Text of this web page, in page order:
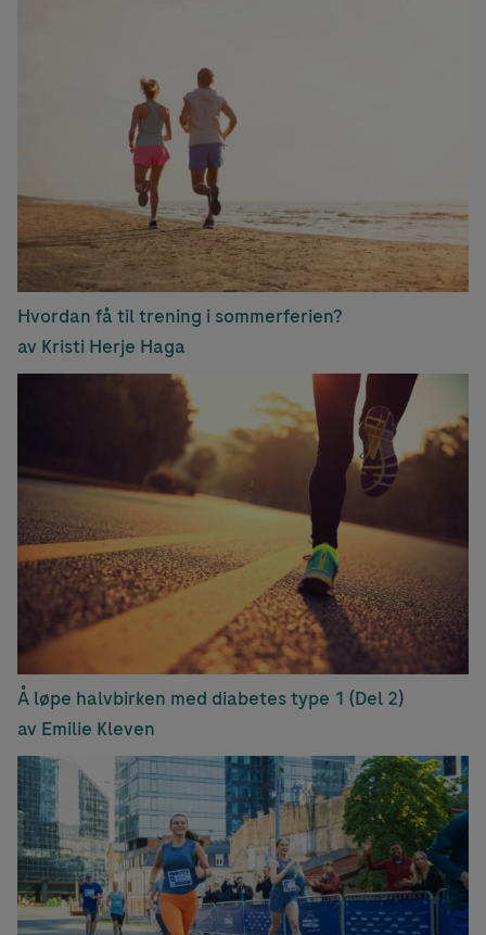
Hvordan få til trening i sommerferien?
av Kristi Herje Haga
Å løpe halvbirken med diabetes type 1 (Del 2)
av Emilie Kleven